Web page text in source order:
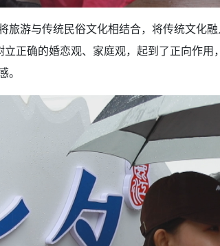
旅游与传统民俗文化相结合，将传统文化
立正确的婚恋观、家庭观，起到了正向作
。